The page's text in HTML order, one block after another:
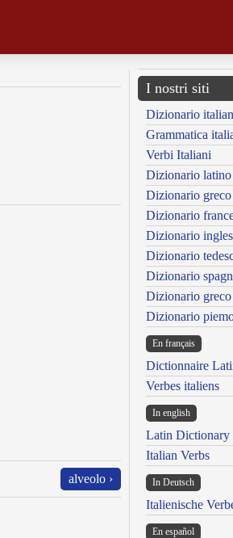
alveolo ›
I nostri siti
Dizionario
Grammatica
Verbi Italiani
Dizionario latino
Dizionario
Dizionario
Dizionario
Dizionario
Dizionario
Dizionario
Dizionario
En français
Dictionnaire
Verbes italiens
In english
Latin Dictionary
Italian Verbs
In Deutsch
Italienische
En español